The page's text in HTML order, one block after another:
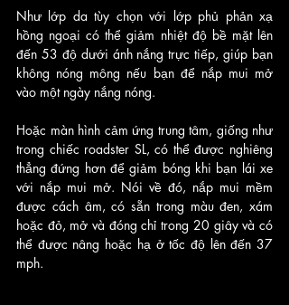
Như lớp da tùy chọn với lớp phủ phản xạ
hồng ngoại có thể giảm nhiệt độ bề mặt lên
đến 53 độ dưới ánh nắng trực tiếp, giúp bạn
không nóng mông nếu bạn để nắp mui mở
vào một ngày nắng nóng.
Hoặc màn hình cảm ứng trung tâm, giống như
trong chiếc roadster SL, có thể được nghiêng
thẳng đứng hơn để giảm bóng khi bạn lái xe
với nắp mui mở. Nói về đó, nắp mui mềm
được cách âm, có sẵn trong màu đen, xám
hoặc đỏ, mở và đóng chỉ trong 20 giây và có
thể được nâng hoặc hạ ở tốc độ lên đến 37
mph.